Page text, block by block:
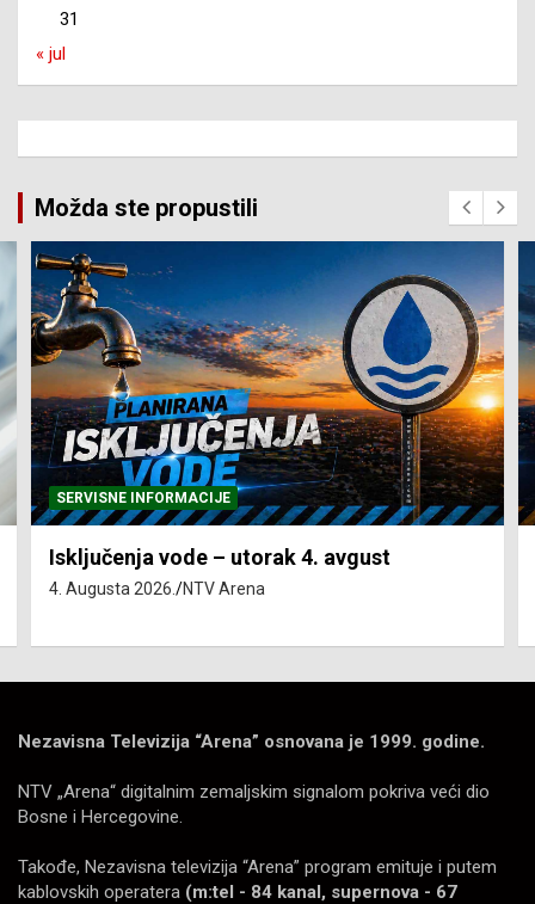
31
« jul
Možda ste propustili
SERVISNE INFORMACIJE
Isključenja vode – utorak 4. avgust
4. Augusta 2026. NTV Arena
Nezavisna Televizija “Arena” osnovana je 1999. godine.
NTV „Arena“ digitalnim zemaljskim signalom pokriva veći dio
Bosne i Hercegovine.
Takođe, Nezavisna televizija “Arena” program emituje i putem
kablovskih operatera (m:tel - 84 kanal, supernova - 67